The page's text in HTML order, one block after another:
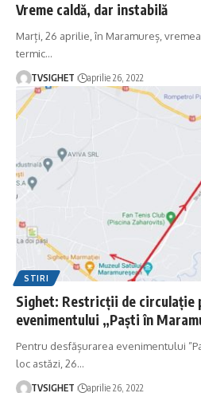
Vreme caldă, dar instabilă
Marți, 26 aprilie, în Maramureș,
termic…
TVSIGHET aprilie 26, 2022
STIRI
Sighet: Restricții de circulație
evenimentului „Paști în
Pentru desfășurarea evenimentului
loc astăzi, 26…
TVSIGHET aprilie 26, 2022